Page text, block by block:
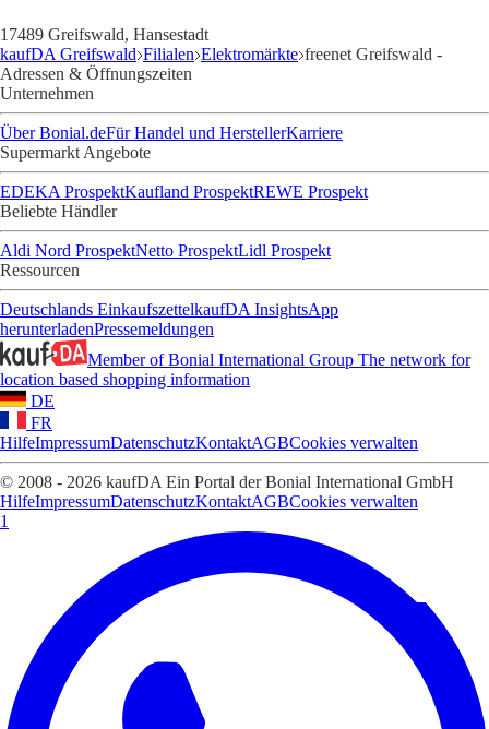
17489 Greifswald, Hansestadt
kaufDA Greifswald Filialen Elektromärkte freenet Greifswald -
Adressen & Öffnungszeiten
Unternehmen
Über Bonial.deFür Handel und HerstellerKarriere
Supermarkt Angebote
EDEKA ProspektKaufland ProspektREWE Prospekt
Beliebte Händler
Aldi Nord ProspektNetto ProspektLidl Prospekt
Ressourcen
Deutschlands EinkaufszettelkaufDA InsightsApp
herunterladenPressemeldungen
Member of Bonial International Group The network for
location based shopping information
DE
FR
HilfeImpressumDatenschutzKontaktAGBCookies verwalten
© 2008 - 2026 kaufDA Ein Portal der Bonial International GmbH
HilfeImpressumDatenschutzKontaktAGBCookies verwalten
1